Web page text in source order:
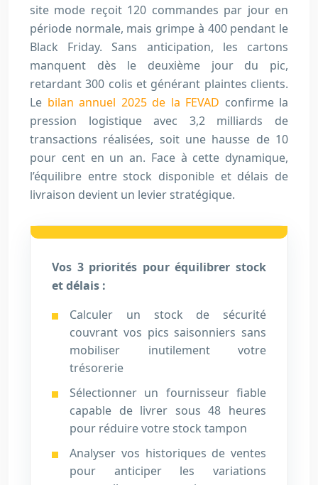
site mode reçoit 120 commandes par jour en
période normale, mais grimpe à 400 pendant le
Black Friday. Sans anticipation, les cartons
manquent dès le deuxième jour du pic,
retardant 300 colis et générant plaintes clients.
Le bilan annuel 2025 de la FEVAD confirme la
pression logistique avec 3,2 milliards de
transactions réalisées, soit une hausse de 10
pour cent en un an. Face à cette dynamique,
l’équilibre entre stock disponible et délais de
livraison devient un levier stratégique.
Vos 3 priorités pour équilibrer stock
et délais :
Calculer un stock de sécurité
couvrant vos pics saisonniers sans
mobiliser inutilement votre
trésorerie
Sélectionner un fournisseur fiable
capable de livrer sous 48 heures
pour réduire votre stock tampon
Analyser vos historiques de ventes
pour anticiper les variations